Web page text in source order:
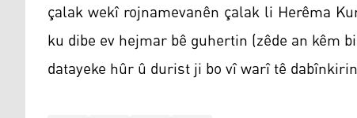
çalak wekî rojnamevanên çalak li Herêma
ku dibe ev hejmar bê guhertin (zêde an kêm
datayeke hûr û durist ji bo vî warî tê